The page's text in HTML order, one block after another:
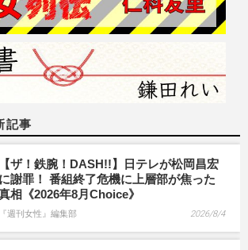
記事
【ザ！鉄腕！DASH!!】日テレが松岡昌宏
に謝罪！ 番組終了危機に上層部が焦った
相《2026年8月Choice》
『週刊女性』編集部 2026/8/4